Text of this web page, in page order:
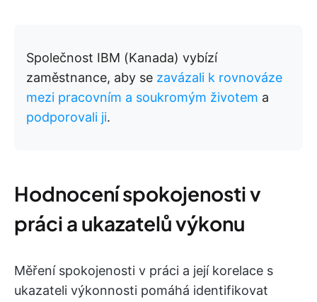
Společnost IBM (Kanada) vybízí
zaměstnance, aby se zavázali k rovnováze
mezi pracovním a soukromým životem a
podporovali ji.
Hodnocení spokojenosti v
práci a ukazatelů výkonu
Měření spokojenosti v práci a její korelace s
ukazateli výkonnosti pomáhá identifikovat